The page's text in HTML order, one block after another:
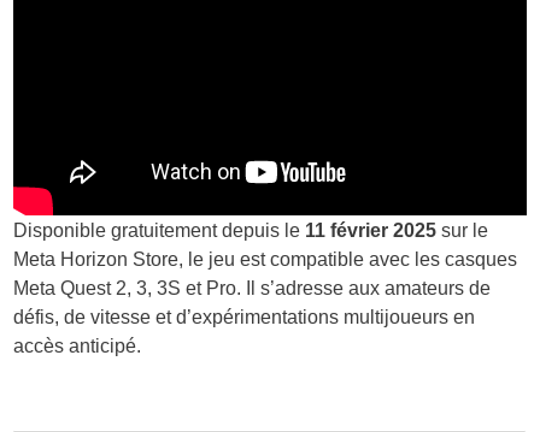
Disponible gratuitement depuis le 11 février 2025 sur le
Meta Horizon Store, le jeu est compatible avec les casques
Meta Quest 2, 3, 3S et Pro. Il s’adresse aux amateurs de
défis, de vitesse et d’expérimentations multijoueurs en
accès anticipé.